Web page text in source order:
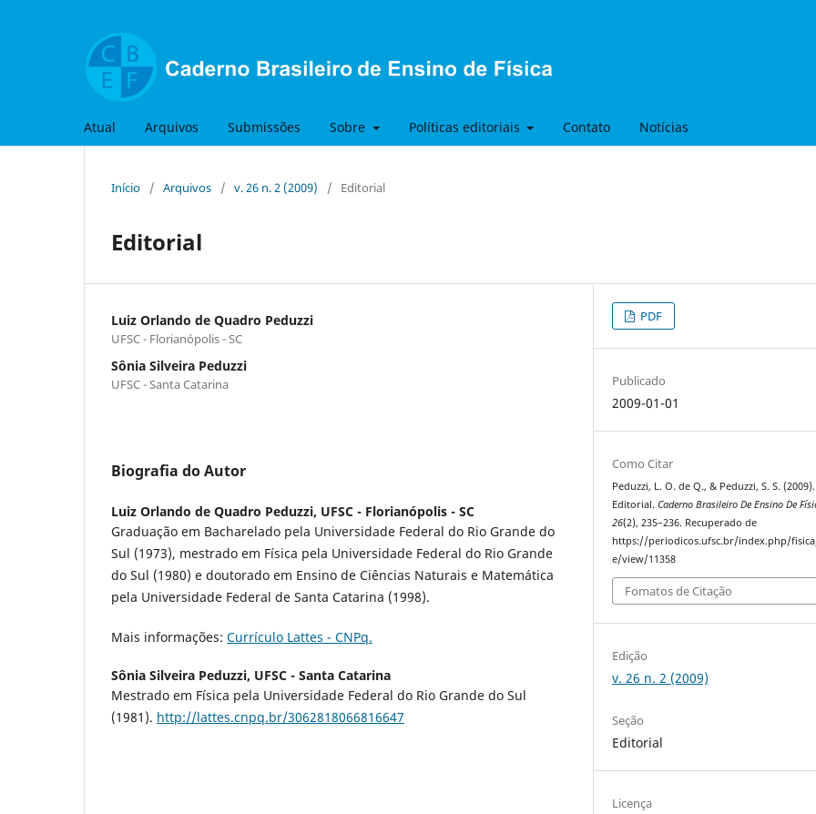
Atual Arquivos Submissões Sobre Políticas editoriais Contato Notícias
Início / Arquivos / v. 26 n. 2 (2009) / Editorial
Editorial
Luiz Orlando de Quadro Peduzzi
UFSC - Florianópolis - SC
Sônia Silveira Peduzzi
UFSC - Santa Catarina
Biografia do Autor
Luiz Orlando de Quadro Peduzzi, UFSC - Florianópolis - SC
Graduação em Bacharelado pela Universidade Federal do Rio Grande do
Sul (1973), mestrado em Física pela Universidade Federal do Rio Grande
do Sul (1980) e doutorado em Ensino de Ciências Naturais e Matemática
pela Universidade Federal de Santa Catarina (1998).
Mais informações: Currículo Lattes - CNPq.
Sônia Silveira Peduzzi, UFSC - Santa Catarina
Mestrado em Física pela Universidade Federal do Rio Grande do Sul
(1981). http://lattes.cnpq.br/3062818066816647
PDF
Publicado
2009-01-01
Como Citar
Peduzzi, L. O. de Q., & Peduzzi, S. S. (2009).
Editorial.Caderno Brasileiro De Ensino De
26(2), 235–236. Recuperado de
https://periodicos.ufsc.br/index.php/
e/view/11358
Fomatos de Citação
Edição
v. 26 n. 2 (2009)
Seção
Editorial
Licença